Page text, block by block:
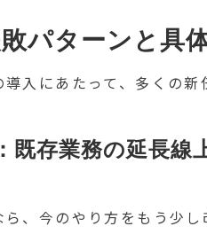
パターンと具
入にあたって、多くの
既存業務の延長線
ら、今のやり方をもう少